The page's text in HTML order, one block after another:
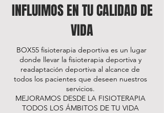
INFLUIMOS EN TU CALIDAD DE
VIDA
BOX55 fisioterapia deportiva es un lugar
donde llevar la fisioterapia deportiva y
readaptación deportiva al alcance de
todos los pacientes que deseen nuestros
servicios.
MEJORAMOS DESDE LA FISIOTERAPIA
TODOS LOS ÁMBITOS DE TU VIDA